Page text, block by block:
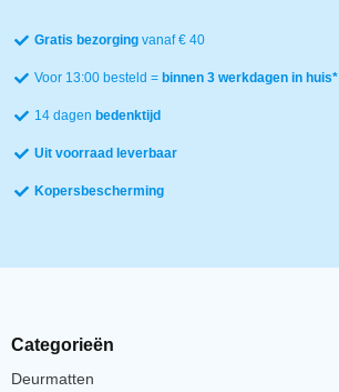
Gratis bezorgingvanaf € 40
Voor 13:00 besteld = binnen 3 werkdagen in huis*
14 dagen bedenktijd
Uit voorraad leverbaar
Kopersbescherming
Categorieën
Deurmatten